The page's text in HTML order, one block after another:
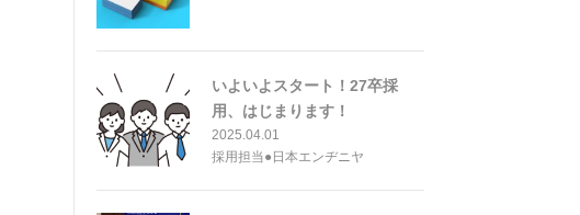
いよいよスタート！27卒採
用、はじまります！
2025.04.01
採用担当●日本エンヂニヤ